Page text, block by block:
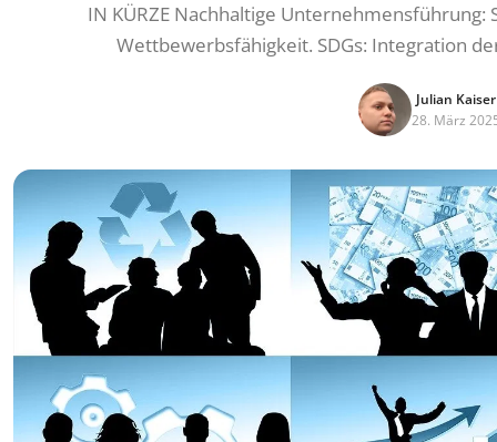
IN KÜRZE Nachhaltige
Wettbewerbsfähigkeit. SDGs: Integration
Julian Kaiser
28. März